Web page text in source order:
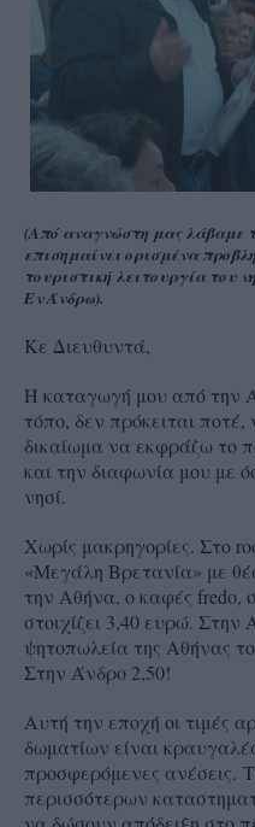
(Από αναγνώστη μας
επισημαίνει ορισμένα
τουριστική λειτουργία του
Εν Άνδρω).
Κε Διευθυντά,
Η καταγωγή μου από την
τόπο, δεν πρόκειται
δικαίωμα να εκφράζω το
και την διαφωνία μου με
νησί.
Χωρίς μακρηγορίες. Στο r
«Μεγάλη Βρετανία» με
την Αθήνα, ο καφές fredo,
στοιχίζει 3,40 ευρώ.
ψητοπωλεία της Αθήνας
Στην Άνδρο 2,50!
Αυτή την εποχή οι τιμές
δωματίων είναι
προσφερόμενες ανέσεις.
περισσότερων